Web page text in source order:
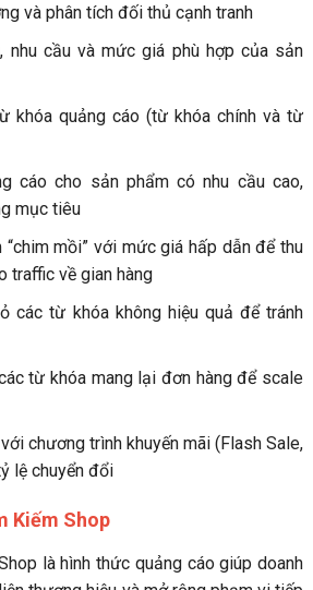
và phân tích đối thủ cạnh tranh
nhu cầu và mức giá phù hợp của sản
khóa quảng cáo (từ khóa chính và từ
cáo cho sản phẩm có nhu cầu cao,
mục tiêu
mồi” với mức giá hấp dẫn để thu
traffic về gian hàng
các từ khóa không hiệu quả để tránh
từ khóa mang lại đơn hàng để scale
chương trình khuyến mãi (Flash Sale,
lệ chuyển đổi
Kiếm Shop
là hình thức quảng cáo giúp doanh